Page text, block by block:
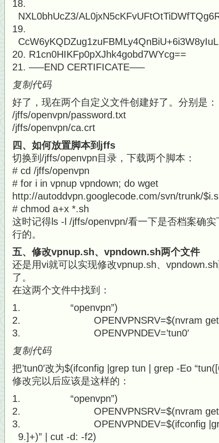
NXL0bhUcZ3/
R1cn0HIKFp0pXJhk4gobd7WYcg==
—–END CERTIFICATE—–
复制代码
好了，现在两个自定义文件创建好了。分别是：
/jffs/openvpn/password.txt
/jffs/openvpn/ca.crt
四、如何放置脚本到jffs
切换到/jffs/openvpn目录，下载两个脚本：
# cd /jffs/openvpn
# for i in vpnup vpndown; do wget
http://autoddvpn.googlecode.com/svn/trunk/
# chmod a+x *.sh
这时记得ls -l /jffs/openvpn/看一下是否档案确
行的。
五、修改vpnup.sh、vpndown.sh两个文件
还是用vi就可以实现修改vpnup.sh、
了。
在这两个文件中找到：
“openvpn”)
OPENVPNSRV=$(nvram get
OPENVPNDEV=’tun0′
复制代码
把’tun0′改为$(ifconfig |grep tun | grep -Eo
修改完以后应该是这样的：
“openvpn”)
OPENVPNSRV=$(nvram get
OPENVPNDEV=$(ifconfig |grep
9.]+)” | cut -d: -f2)